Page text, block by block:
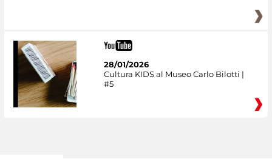
28/01/2026
Cultura KIDS al Museo Carlo Bilotti |
#5